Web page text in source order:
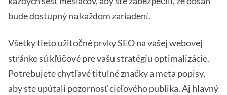
bude dostupný na každom zariadení.
Všetky tieto užitočné prvky SEO na vašej webovej
stránke sú kľúčové pre vašu stratégiu optimalizácie.
Potrebujete chytľavé titulné značky a meta popisy,
aby ste upútali pozornosť cieľového publika. Aj hlavný